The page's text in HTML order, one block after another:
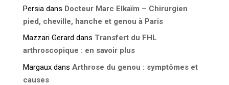
Persiadans Docteur Marc Elkaïm – Chirurgien
pied, cheville, hanche et genou à Paris
Mazzari Gerard dans Transfert du FHL
arthroscopique : en savoir plus
Margauxdans Arthrose du genou : symptômes et
causes